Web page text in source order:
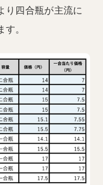
り四合瓶が主流に
。